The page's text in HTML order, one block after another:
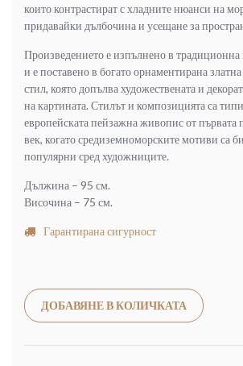
които контрастират с хладните нюанси на
придавайки дълбочина и усещане за
Произведението е изпълнено в традиционна
и е поставено в богато орнаментирана
стил, която допълва художествената и
на картината. Стилът и композицията са
европейската пейзажна живопис от
век, когато средиземноморските мотиви са
популярни сред художниците.
Дължина – 95 см.
Височина – 75 см.
Гарантирана сигурност
ДОБАВЯНЕ В КОЛИЧКАТА